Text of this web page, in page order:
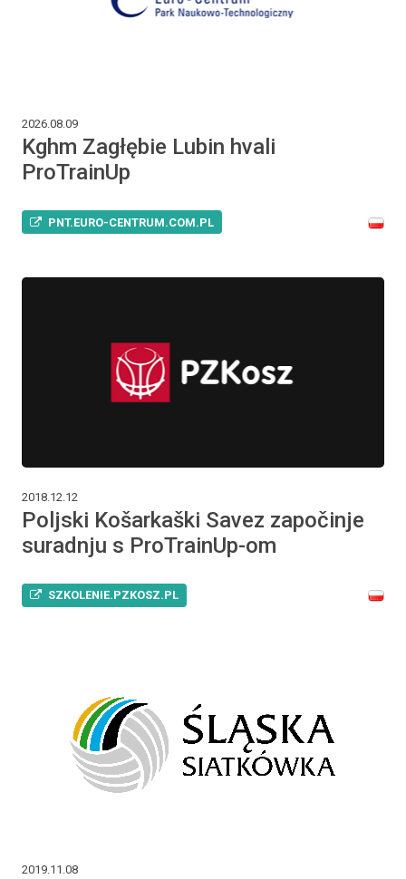
2026.08.09
Kghm Zagłębie Lubin hvali
ProTrainUp
PNT.EURO-CENTRUM.COM.PL
2018.12.12
Poljski Košarkaški Savez započinje
suradnju s ProTrainUp-om
SZKOLENIE.PZKOSZ.PL
2019.11.08